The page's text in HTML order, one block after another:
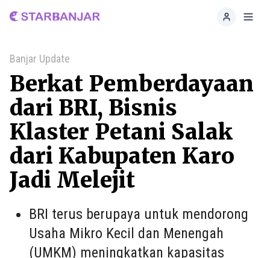
Home
Banjar Update
Berkat Pemberdayaan
dari BRI, Bisnis
Klaster Petani Salak
dari Kabupaten Karo
Jadi Melejit
BRI terus berupaya untuk mendorong
Usaha Mikro Kecil dan Menengah
(UMKM) meningkatkan kapasitas